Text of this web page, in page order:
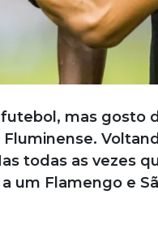
mas gosto
todas as vezes
um Flamengo e